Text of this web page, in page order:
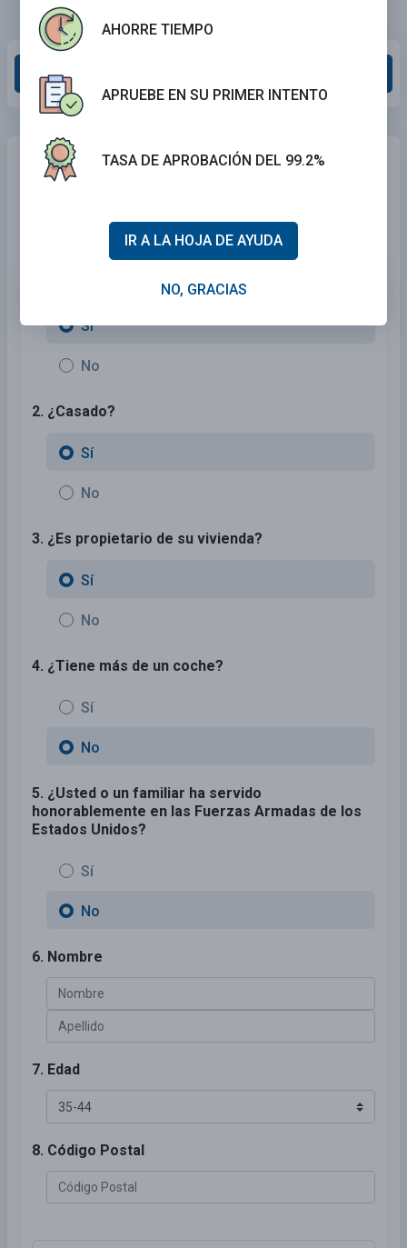
¿Necesita seguro de automóvil?¡Ningún
problema!
póliza personalizada que se ajuste a tus necesidades.
1. ¿Está asegurado actualmente?
Sí
No
2. ¿Casado?
Sí
No
3. ¿Es propietario de su vivienda?
Sí
No
4. ¿Tiene más de un coche?
Sí
No
5. ¿Usted o un familiar ha servido
honorablemente en las Fuerzas Armadas de los
Estados Unidos?
Sí
No
6. Nombre
7. Edad
8. Código Postal
AHORRE TIEMPO
APRUEBE EN SU PRIMER INTENTO
TASA DE APROBACIÓN DEL 99.2%
IR A LA HOJA DE AYUDA
NO, GRACIAS